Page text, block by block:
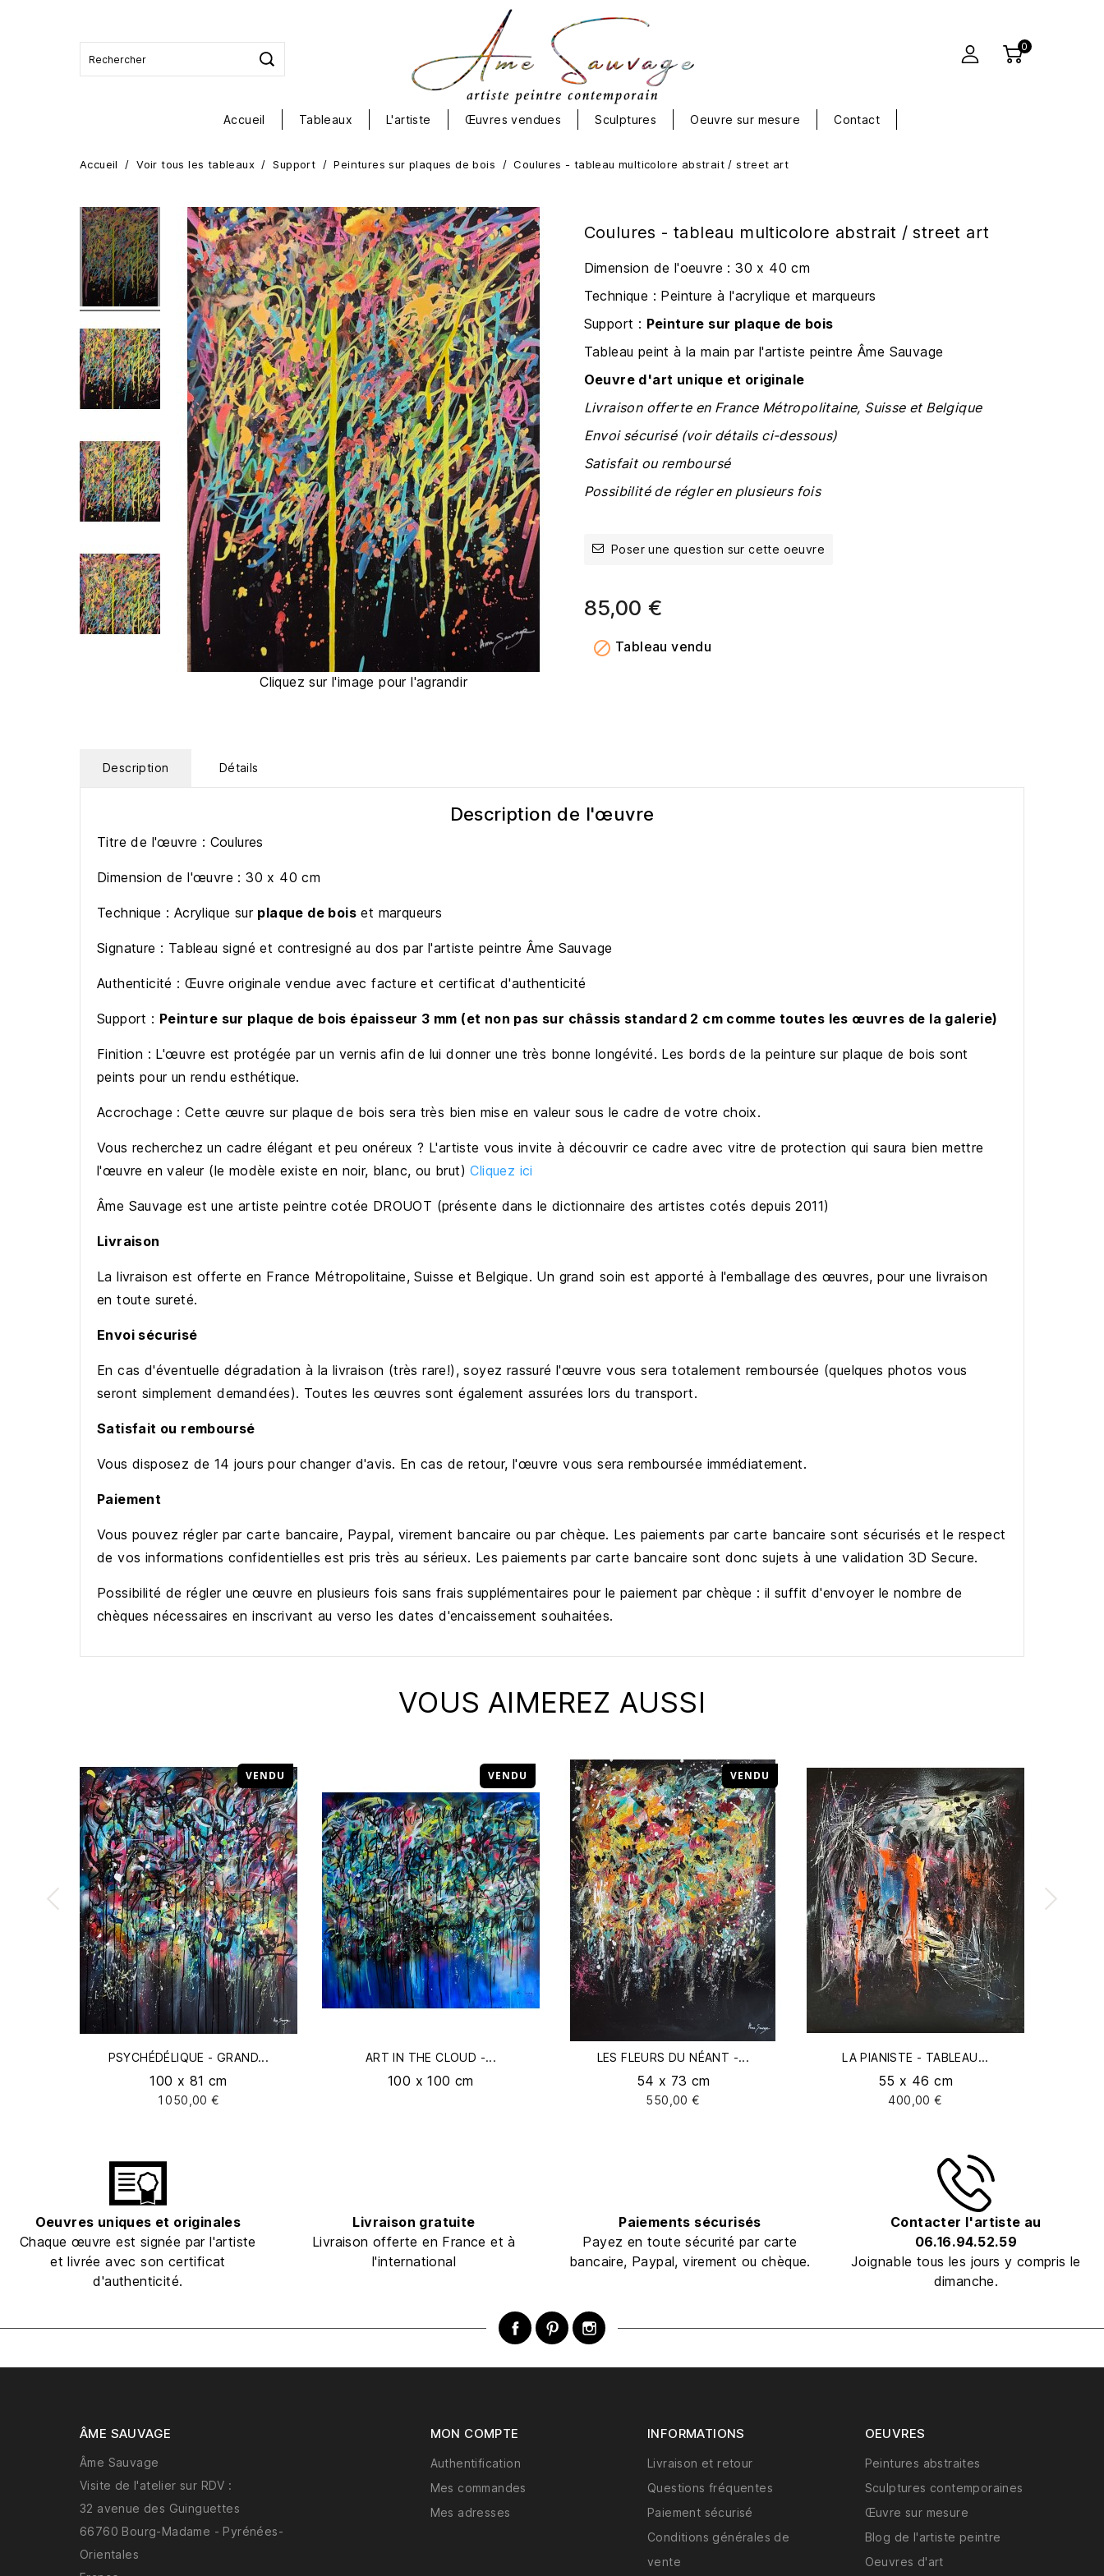
0
Accueil Tableaux L'artiste Œuvres vendues Sculptures Oeuvre sur mesure Contact
Accueil Voir tous les tableaux Support Peintures sur plaques de bois Coulures - tableau multicolore abstrait / street art
Cliquez sur l'image pour l'agrandir
Coulures - tableau multicolore abstrait / street art
Dimension de l'oeuvre : 30 x 40 cm
Technique : Peinture à l'acrylique et marqueurs
Support : Peinture sur plaque de bois
Tableau peint à la main par l'artiste peintre Âme Sauvage
Oeuvre d'art unique et originale
Livraison offerte en France Métropolitaine, Suisse et Belgique
Envoi sécurisé (voir détails ci-dessous)
Satisfait ou remboursé
Possibilité de régler en plusieurs fois
Poser une question sur cette oeuvre
85,00 €
 Tableau vendu
Description Détails
Description de l'œuvre
Titre de l'œuvre : Coulures
Dimension de l'œuvre : 30 x 40 cm
Technique : Acrylique sur plaque de bois et marqueurs
Signature : Tableau signé et contresigné au dos par l'artiste peintre Âme Sauvage
Authenticité : Œuvre originale vendue avec facture et certificat d'authenticité
Support : Peinture sur plaque de bois épaisseur 3 mm (et non pas sur châssis standard 2 cm comme toutes les œuvres de la galerie)
Finition : L'œuvre est protégée par un vernis afin de lui donner une très bonne longévité. Les bords de la peinture sur plaque de bois sont
peints pour un rendu esthétique.
Accrochage : Cette œuvre sur plaque de bois sera très bien mise en valeur sous le cadre de votre choix.
Vous recherchez un cadre élégant et peu onéreux ? L'artiste vous invite à découvrir ce cadre avec vitre de protection qui saura bien mettre
l'œuvre en valeur (le modèle existe en noir, blanc, ou brut)Cliquez ici
Âme Sauvage est une artiste peintre cotée DROUOT (présente dans le dictionnaire des artistes cotés depuis 2011)
Livraison
La livraison est offerte en France Métropolitaine, Suisse et Belgique. Un grand soin est apporté à l'emballage des œuvres, pour une livraison
en toute sureté.
Envoi sécurisé
En cas d'éventuelle dégradation à la livraison (très rare!), soyez rassuré l'œuvre vous sera totalement remboursée (quelques photos vous
seront simplement demandées). Toutes les œuvres sont également assurées lors du transport.
Satisfait ou remboursé
Vous disposez de 14 jours pour changer d'avis. En cas de retour, l'œuvre vous sera remboursée immédiatement.
Paiement
Vous pouvez régler par carte bancaire, Paypal, virement bancaire ou par chèque. Les paiements par carte bancaire sont sécurisés et le respect
de vos informations confidentielles est pris très au sérieux. Les paiements par carte bancaire sont donc sujets à une validation 3D Secure.
Possibilité de régler une œuvre en plusieurs fois sans frais supplémentaires pour le paiement par chèque : il suffit d'envoyer le nombre de
chèques nécessaires en inscrivant au verso les dates d'encaissement souhaitées.
VOUS AIMEREZ AUSSI
VENDU
PSYCHÉDÉLIQUE - GRAND...
100 x 81 cm
1 050,00 €
VENDU
ART IN THE CLOUD -...
100 x 100 cm
VENDU
LES FLEURS DU NÉANT -...
54 x 73 cm
550,00 €
LA PIANISTE - TABLEAU...
55 x 46 cm
400,00 €
Oeuvres uniques et originales
Chaque œuvre est signée par l'artiste
et livrée avec son certificat
d'authenticité.
Livraison gratuite
Livraison offerte en France et à
l'international
Paiements sécurisés
Payez en toute sécurité par carte
bancaire, Paypal, virement ou chèque.
Contacter l'artiste au
06.16.94.52.59
Joignable tous les jours y compris le
dimanche.
FacebookPinterestInstagram
ÂME SAUVAGE
Âme Sauvage
Visite de l'atelier sur RDV :
32 avenue des Guinguettes
66760 Bourg-Madame - Pyrénées-
Orientales
MON COMPTE
Authentification
Mes commandes
Mes adresses
INFORMATIONS
Livraison et retour
Questions fréquentes
Paiement sécurisé
Conditions générales de
vente
OEUVRES
Peintures abstraites
Sculptures contemporaines
Œuvre sur mesure
Blog de l'artiste peintre
Oeuvres d'art